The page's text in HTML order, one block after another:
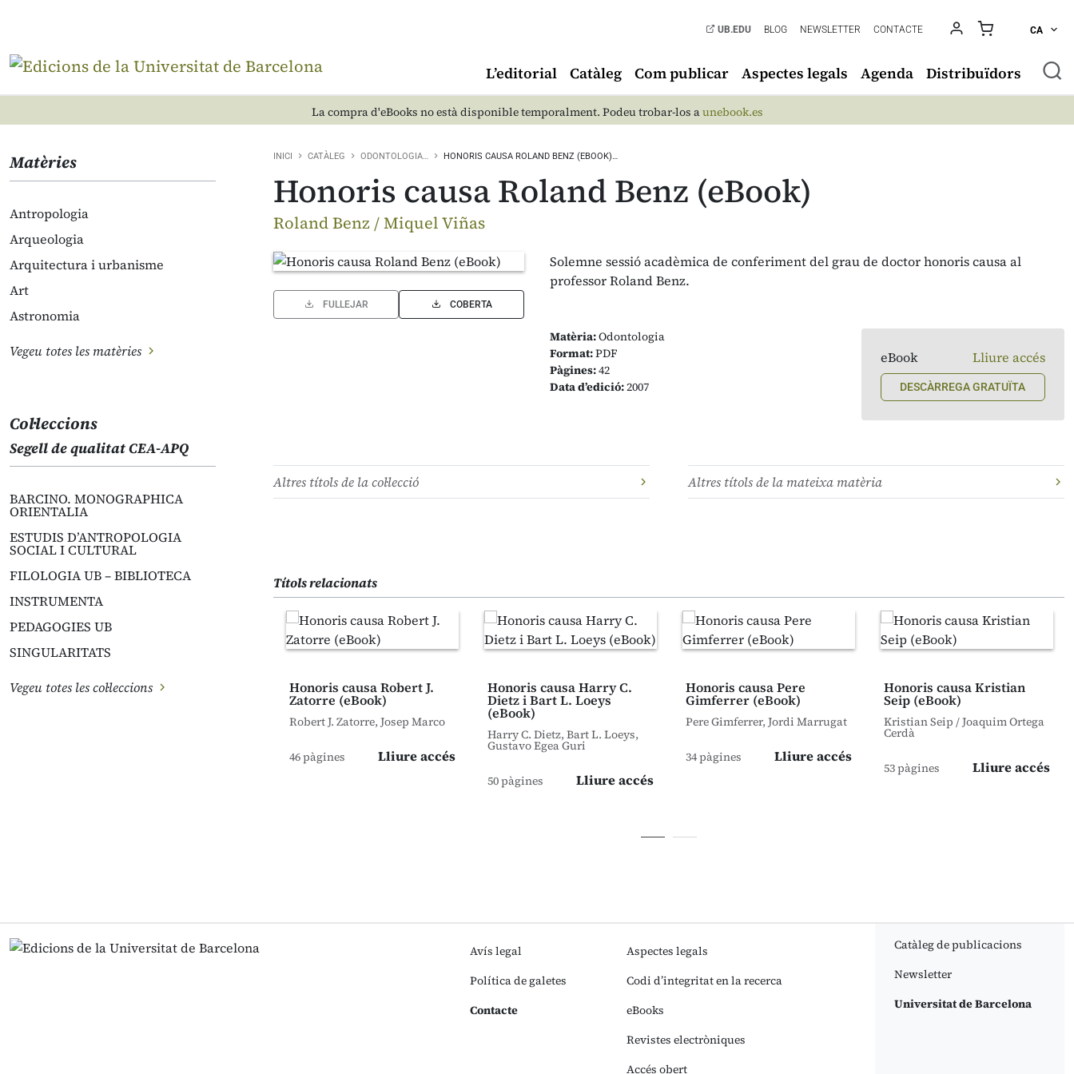
UB.EDU BLOG NEWSLETTER CONTACTE CA
L’editorial Catàleg Com publicar Aspectes legals Agenda Distribuïdors
La compra d'eBooks no està disponible temporalment. Podeu trobar-los aunebook.es
Matèries
Antropologia
Arqueologia
Arquitectura i urbanisme
Art
Astronomia
Vegeu totes les matèries
Col·leccions
Segell de qualitat CEA-APQ
BARCINO. MONOGRAPHICA
ORIENTALIA
ESTUDIS D’ANTROPOLOGIA
SOCIAL I CULTURAL
FILOLOGIA UB – BIBLIOTECA
INSTRUMENTA
PEDAGOGIES UB
SINGULARITATS
Vegeu totes les col·leccions
INICI CATÀLEG ODONTOLOGIA… HONORIS CAUSA ROLAND BENZ (EBOOK)…
Honoris causa Roland Benz (eBook)
Roland Benz / Miquel Viñas
FULLEJAR COBERTA
Solemne sessió acadèmica de conferiment del grau de doctor honoris causa al
professor Roland Benz.
Matèria:Odontologia
Format:PDF
Pàgines:42
Data d’edició:2007
eBook Lliure accés
DESCÀRREGA GRATUÏTA
Altres títols de la col·lecció Altres títols de la mateixa matèria
Títols relacionats
Honoris causa Robert J.
Zatorre (eBook)
Robert J. Zatorre, Josep Marco
46 pàgines Lliure accés
Honoris causa Harry C.
Dietz i Bart L. Loeys
(eBook)
Harry C. Dietz, Bart L. Loeys,
Gustavo Egea Guri
50 pàgines Lliure accés
Honoris causa Pere
Gimferrer (eBook)
Pere Gimferrer, Jordi Marrugat
34 pàgines Lliure accés
Honoris causa Kristian
Seip (eBook)
Kristian Seip / Joaquim Ortega
Cerdà
53 pàgines Lliure accés
Avís legal
Política de galetes
Contacte
Aspectes legals
Codi d’integritat en la recerca
eBooks
Revistes electròniques
Accés obert
Catàleg de publicacions
Newsletter
Universitat de Barcelona